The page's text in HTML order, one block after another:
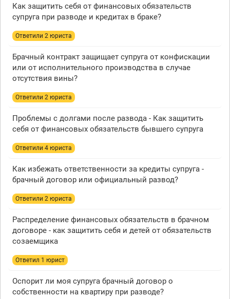
Как защитить себя от финансовых обязательств
супруга при разводе и кредитах в браке?
Ответили 2 юристa
Брачный контракт защищает супруга от конфискации
или от исполнительного производства в случае
отсутствия вины?
Ответили 2 юристa
Проблемы с долгами после развода - Как защитить
себя от финансовых обязательств бывшего супруга
Ответили 4 юристa
Как избежать ответственности за кредиты супруга -
брачный договор или официальный развод?
Ответили 2 юристa
Распределение финансовых обязательств в брачном
договоре - как защитить себя и детей от обязательств
созаемщика
Ответил 1 юрист
Оспорит ли моя супруга брачный договор о
собственности на квартиру при разводе?